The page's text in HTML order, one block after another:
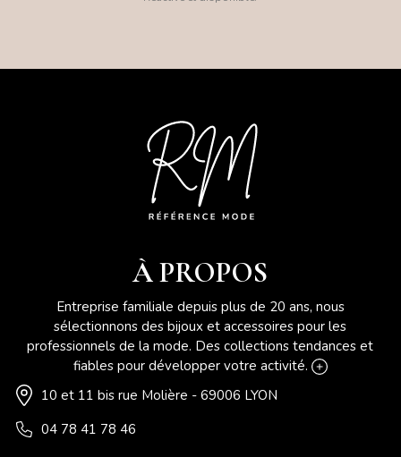
À PROPOS
Entreprise familiale depuis plus de 20 ans, nous
sélectionnons des bijoux et accessoires pour les
professionnels de la mode. Des collections tendances et
fiables pour développer votre activité.
10 et 11 bis rue Molière - 69006 LYON
04 78 41 78 46